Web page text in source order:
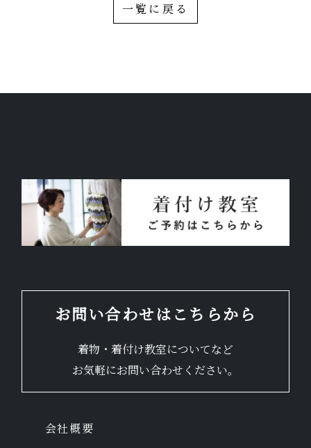
アクセス
会社概要
ポリシーに関して
一覧に戻る
お問い合わせはこちらから
着物・着付け教室についてなど
お気軽にお問い合わせください。
会社概要